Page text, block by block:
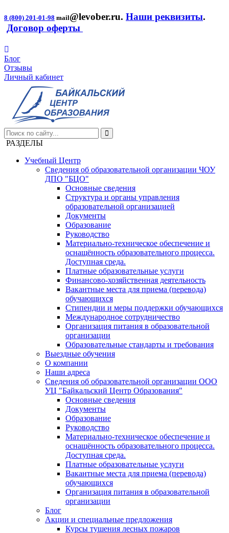
8 (800) 201-01-98 mail@levober.ru. Наши реквизиты.
Договор оферты
Блог
Отзывы
Личный кабинет
РАЗДЕЛЫ
Учебный Центр
Сведения об образовательной организации ЧОУ
ДПО "БЦО"
Основные сведения
Структура и органы управления
образовательной организацией
Документы
Образование
Руководство
Материально-техническое обеспечение и
оснащённость образовательного процесса.
Доступная среда.
Платные образовательные услуги
Финансово-хозяйственная деятельность
Вакантные места для приема (перевода)
обучающихся
Стипендии и меры поддержки обучающихся
Международное сотрудничество
Организация питания в образовательной
организации
Образовательные стандарты и требования
Выездные обучения
О компании
Наши адреса
Сведения об образовательной организации ООО
УЦ "Байкальский Центр Образования"
Основные сведения
Документы
Образование
Руководство
Материально-техническое обеспечение и
оснащённость образовательного процесса.
Доступная среда.
Платные образовательные услуги
Вакантные места для приема (перевода)
обучающихся
Организация питания в образовательной
организации
Блог
Акции и специальные предложения
Курсы тушения лесных пожаров